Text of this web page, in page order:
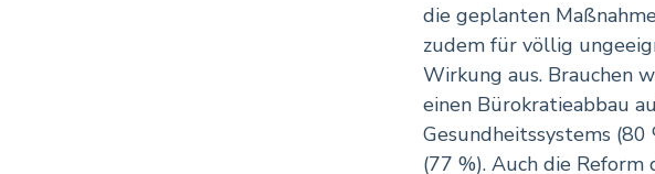
die geplanten
zudem für völlig
Wirkung aus. Brauchen
einen Bürokratieabbau
Gesundheitssystems
(77 %). Auch die Reform